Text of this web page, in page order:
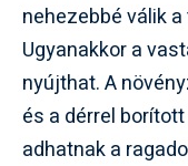
nehezebbé válik
Ugyanakkor a
nyújthat. A
és a dérrel
adhatnak a